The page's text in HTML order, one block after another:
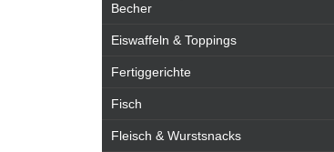
Becher
Eiswaffeln & Toppings
Fertiggerichte
Fisch
Fleisch & Wurstsnacks